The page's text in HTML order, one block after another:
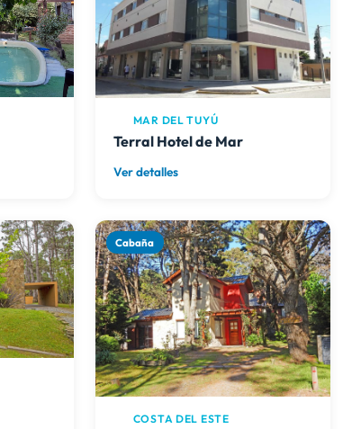
MAR DEL TUYÚ
Terral Hotel de Mar
Ver detalles
Cabaña
COSTA DEL ESTE